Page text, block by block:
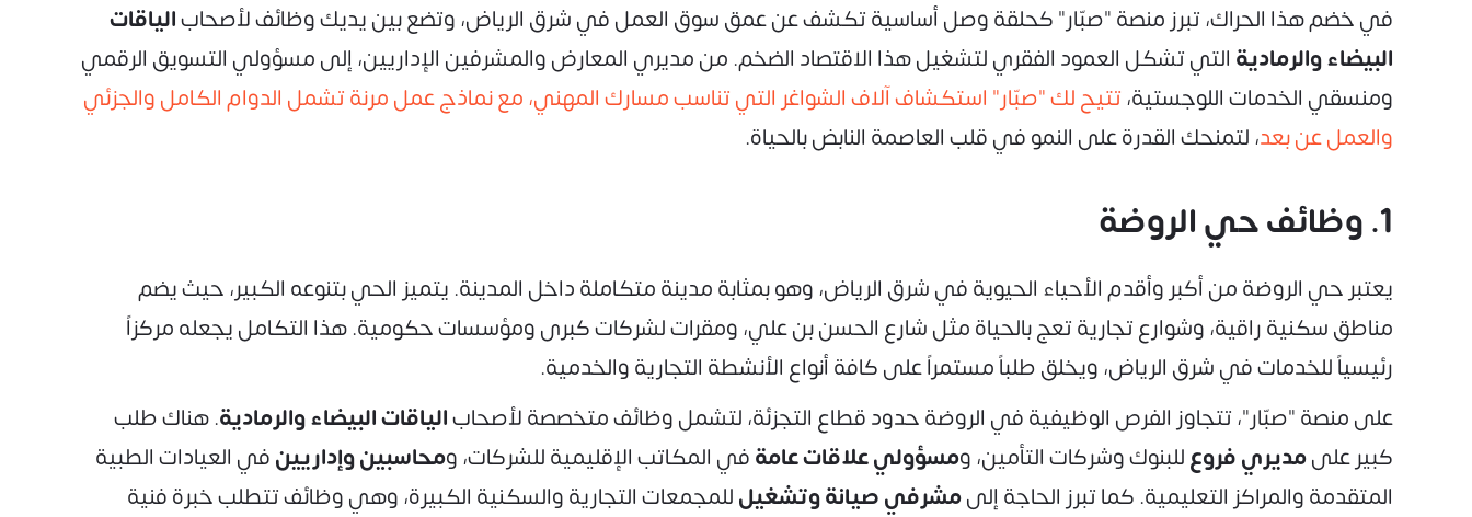
في خضم هذا الحراك، تبرز منصة "صبّار" كحلقة وصل أساسية تكشف عن عمق سوق العمل في شرق الرياض، وتضع بين يديك وظائف لأصحابالياقات
البيضاء والرمادية التي تشكل العمود الفقري لتشغيل هذا الاقتصاد الضخم. من مديري المعارض والمشرفين الإداريين، إلى مسؤولي التسويق الرقمي
ومنسقي الخدمات اللوجستية،تتيح لك "صبّار" استكشاف آلاف الشواغر التي تناسب مسارك المهني، مع نماذج عمل مرنة تشمل الدوام الكامل والجزئي
والعمل عن بعد، لتمنحك القدرة على النمو في قلب العاصمة النابض بالحياة.
1. وظائف حي الروضة
يعتبر حي الروضة من أكبر وأقدم الأحياء الحيوية في شرق الرياض، وهو بمثابة مدينة متكاملة داخل المدينة. يتميز الحي بتنوعه الكبير، حيث يضم
مناطق سكنية راقية، وشوارع تجارية تعج بالحياة مثل شارع الحسن بن علي، ومقرات لشركات كبرى ومؤسسات حكومية. هذا التكامل يجعله مركزاً
رئيسياً للخدمات في شرق الرياض، ويخلق طلباً مستمراً على كافة أنواع الأنشطة التجارية والخدمية.
على منصة "صبّار"، تتجاوز الفرص الوظيفية في الروضة حدود قطاع التجزئة، لتشمل وظائف متخصصة لأصحابالياقات البيضاء والرمادية. هناك طلب
كبير علىمديري فروعللبنوك وشركات التأمين، ومسؤولي علاقات عامةفي المكاتب الإقليمية للشركات، ومحاسبين وإداريينفي العيادات الطبية
المتقدمة والمراكز التعليمية. كما تبرز الحاجة إلىمشرفي صيانة وتشغيلللمجمعات التجارية والسكنية الكبيرة، وهي وظائف تتطلب خبرة فنية